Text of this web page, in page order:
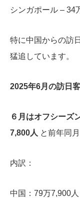
シンガポール – 34
特に中国からの訪
猛追しています。
2025年6月の訪日
６月はオフシーズ
7,800人 と前年同
内訳：
中国：79万7,900人